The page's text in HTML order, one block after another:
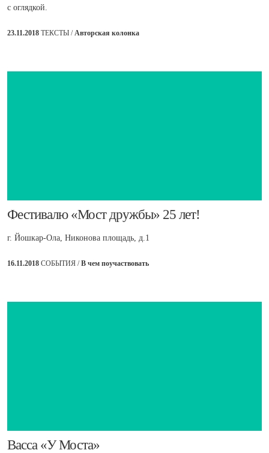
с оглядкой.
23.11.2018 ТЕКСТЫ /Авторская колонка
​Фестивалю «Мост дружбы» 25 лет!
г. Йошкар-Ола, Никонова площадь, д.1
16.11.2018 СОБЫТИЯ /В чем поучаствовать
​Васса «У Моста»